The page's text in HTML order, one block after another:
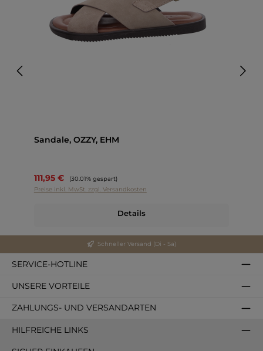
Sandale, OZZY, EHM
111,95 € Regulärer Preis:
(30.01% gespart)
Preise inkl. MwSt. zzgl. Versandkosten
Details
Schneller Versand (Di - Sa)
SERVICE-HOTLINE
UNSERE VORTEILE
ZAHLUNGS- UND VERSANDARTEN
HILFREICHE LINKS